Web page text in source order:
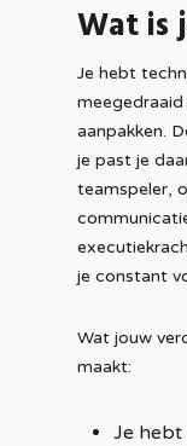
Wat is
Je hebt
meegedraaid
aanpakken.
je past je
teamspeler,
je constant
Wat jouw
maakt:
Je hebt